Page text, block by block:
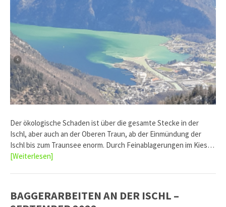
Der ökologische Schaden ist über die gesamte Stecke in der
Ischl, aber auch an der Oberen Traun, ab der Einmündung der
Ischl bis zum Traunsee enorm. Durch Feinablagerungen im Kies…
[Weiterlesen]
BAGGERARBEITEN AN DER ISCHL –